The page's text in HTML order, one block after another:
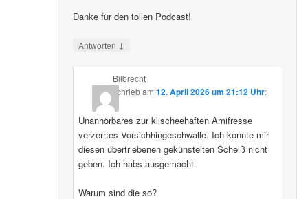
Danke für den tollen Podcast!
Antworten ↓
Bilbrecht
schriebam 12. April 2026 um 21:12 Uhr:
Unanhörbares zur klischeehaften Amifresse
verzerrtes Vorsichhingeschwalle. Ich konnte mir
diesen übertriebenen gekünstelten Scheiß nicht
geben. Ich habs ausgemacht.
Warum sind die so?